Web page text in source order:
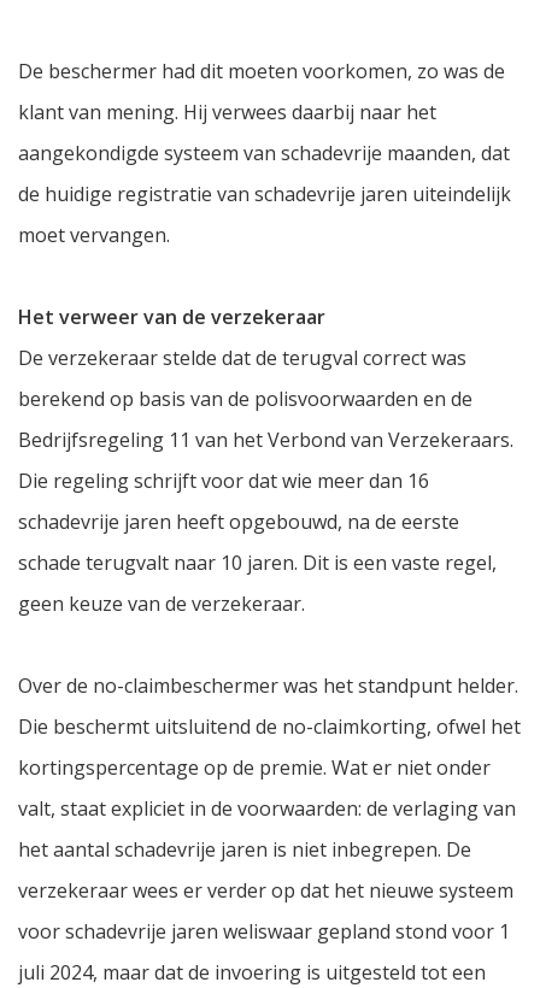
De beschermer had dit moeten voorkomen, zo was de
klant van mening. Hij verwees daarbij naar het
aangekondigde systeem van schadevrije maanden, dat
de huidige registratie van schadevrije jaren uiteindelijk
moet vervangen.
Het verweer van de verzekeraar
De verzekeraar stelde dat de terugval correct was
berekend op basis van de polisvoorwaarden en de
Bedrijfsregeling 11 van het Verbond van Verzekeraars.
Die regeling schrijft voor dat wie meer dan 16
schadevrije jaren heeft opgebouwd, na de eerste
schade terugvalt naar 10 jaren. Dit is een vaste regel,
geen keuze van de verzekeraar.
Over de no-claimbeschermer was het standpunt helder.
Die beschermt uitsluitend de no-claimkorting, ofwel het
kortingspercentage op de premie. Wat er niet onder
valt, staat expliciet in de voorwaarden: de verlaging van
het aantal schadevrije jaren is niet inbegrepen. De
verzekeraar wees er verder op dat het nieuwe systeem
voor schadevrije jaren weliswaar gepland stond voor 1
juli 2024, maar dat de invoering is uitgesteld tot een